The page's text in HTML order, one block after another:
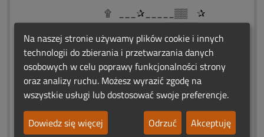
۩ ___✰_____▒▒ ✰
۩ ________▒▒░▒▒
۩ __✰___▒▒░░░▒▒ ✰
۩ ____--▒▒░░░░░░▒▒
۩ ____✰_▒▒░()░▒▒ ✰
۩ _✰_____ ▒░▌░▒
۩ ______✰_.███ ✰
۩ __✰_____.███✰
۩ ______.▓▓███▓█
Na naszej stronie używamy plików cookie i innych
technologii do zbierania i przetwarzania danych
osobowych w celu poprawy funkcjonalności strony
oraz analizy ruchu. Możesz wyrazić zgodę na
wszystkie usługi lub dostosować swoje preferencje.
Dowiedz się więcej
Odrzuć Akceptuję